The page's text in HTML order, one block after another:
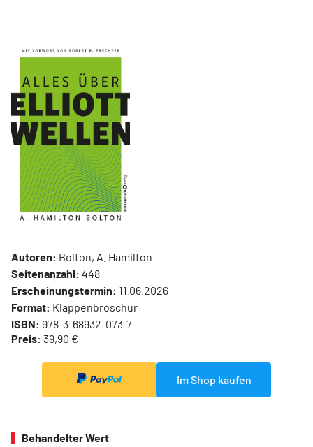
Autoren: Bolton, A. Hamilton
Seitenanzahl: 448
Erscheinungstermin: 11.06.2026
Format: Klappenbroschur
ISBN: 978-3-68932-073-7
Preis: 39,90 €
Im Shop kaufen
Behandelter Wert